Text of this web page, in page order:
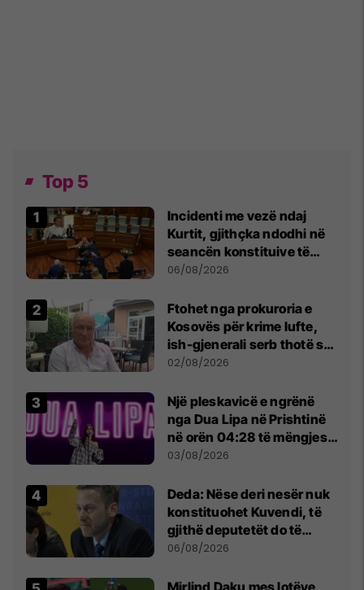
Top 5
Incidenti me vezë ndaj
Kurtit, gjithçka ndodhi në
seancën konstituive të
Kuvendit
06/08/2026
Ftohet nga prokuroria e
Kosovës për krime lufte,
ish-gjenerali serb thotë se
dikush e tradhtoi në
02/08/2026
Një pleskavicë e ngrënë
nga Dua Lipa në Prishtinë
në orën 04:28 të mëngjesit
- dhe bota digjitale serbe
03/08/2026
Deda: Nëse deri nesër nuk
konstituohet Kuvendi, të
gjithë deputetët do të
bëjnë shkelje të rëndë
06/08/2026